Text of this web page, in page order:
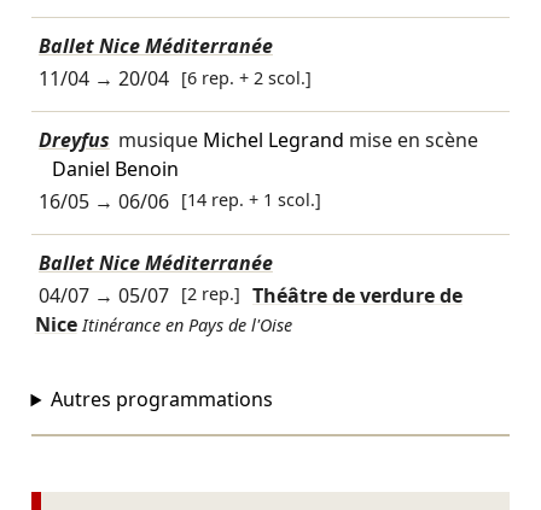
Ballet Nice Méditerranée
11/04→ 20/04 [6 rep. + 2 scol.]
Dreyfus musique Michel Legrand mise en scène
Daniel Benoin
16/05→ 06/06 [14 rep. + 1 scol.]
Ballet Nice Méditerranée
04/07→ 05/07 [2 rep.] Théâtre de verdure de
Nice Itinérance en Pays de l'Oise
Autres programmations